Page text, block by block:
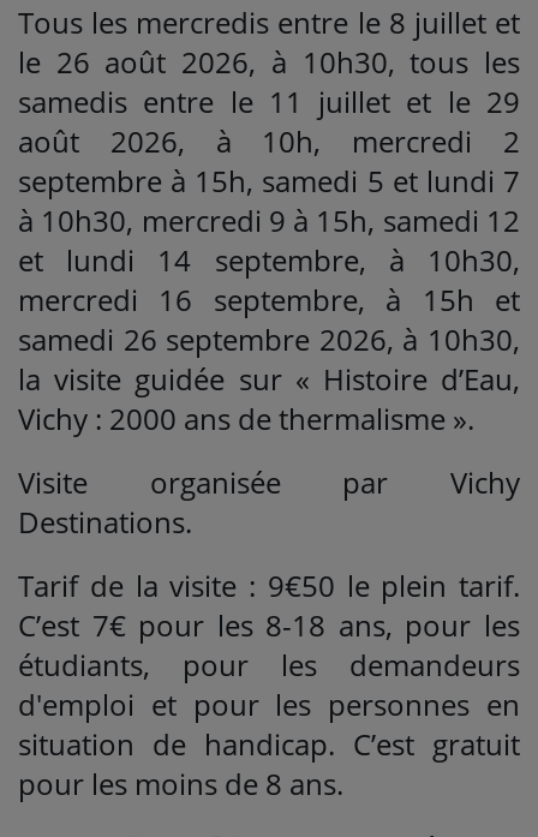
Titres diffusés
Se connecter
Tous les mercredis entre le 8 juillet et
le 26 août 2026, à 10h30, tous les
samedis entre le 11 juillet et le 29
août 2026, à 10h, mercredi 2
septembre à 15h, samedi 5 et lundi 7
à 10h30, mercredi 9 à 15h, samedi 12
et lundi 14 septembre, à 10h30,
mercredi 16 septembre, à 15h et
samedi 26 septembre 2026, à 10h30,
la visite guidée sur « Histoire d’Eau,
Vichy : 2000 ans de thermalisme ».
Visite organisée par Vichy
Destinations.
Tarif de la visite : 9€50 le plein tarif.
C’est 7€ pour les 8-18 ans, pour les
étudiants, pour les demandeurs
d'emploi et pour les personnes en
situation de handicap. C’est gratuit
pour les moins de 8 ans.